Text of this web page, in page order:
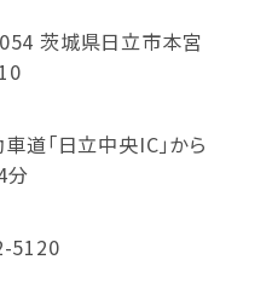
茨城県日立市本宮
道「日立中央IC」から
分
5120